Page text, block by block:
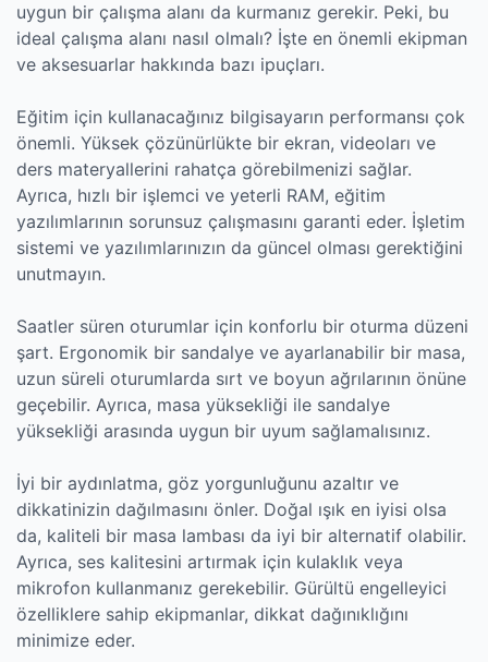
uygun bir çalışma alanı da kurmanız gerekir. Peki, bu
ideal çalışma alanı nasıl olmalı? İşte en önemli ekipman
ve aksesuarlar hakkında bazı ipuçları.
Eğitim için kullanacağınız bilgisayarın performansı çok
önemli. Yüksek çözünürlükte bir ekran, videoları ve
ders materyallerini rahatça görebilmenizi sağlar.
Ayrıca, hızlı bir işlemci ve yeterli RAM, eğitim
yazılımlarının sorunsuz çalışmasını garanti eder. İşletim
sistemi ve yazılımlarınızın da güncel olması gerektiğini
unutmayın.
Saatler süren oturumlar için konforlu bir oturma düzeni
şart. Ergonomik bir sandalye ve ayarlanabilir bir masa,
uzun süreli oturumlarda sırt ve boyun ağrılarının önüne
geçebilir. Ayrıca, masa yüksekliği ile sandalye
yüksekliği arasında uygun bir uyum sağlamalısınız.
İyi bir aydınlatma, göz yorgunluğunu azaltır ve
dikkatinizin dağılmasını önler. Doğal ışık en iyisi olsa
da, kaliteli bir masa lambası da iyi bir alternatif olabilir.
Ayrıca, ses kalitesini artırmak için kulaklık veya
mikrofon kullanmanız gerekebilir. Gürültü engelleyici
özelliklere sahip ekipmanlar, dikkat dağınıklığını
minimize eder.